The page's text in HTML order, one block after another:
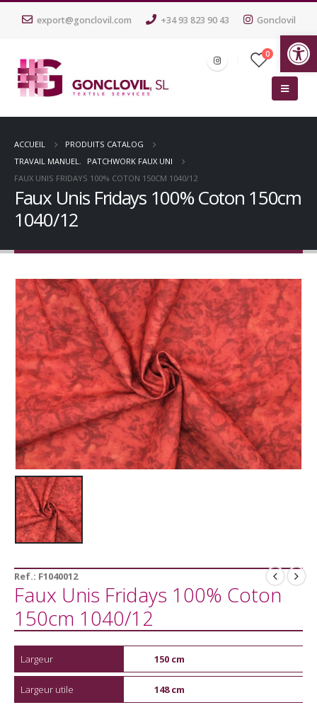
export@gonclovil.com +34 93 823 90 43 Gonclovil
0
ACCUEIL
PRODUITS CATALOG
TRAVAIL MANUEL,
PATCHWORK FAUX UNI
FAUX UNIS FRIDAYS 100% COTON 150CM 1040/12
Faux Unis Fridays 100% Coton 150cm
1040/12
Ref.: F1040012
Faux Unis Fridays 100% Coton
150cm 1040/12
Largeur 150 cm
Largeur utile 148 cm